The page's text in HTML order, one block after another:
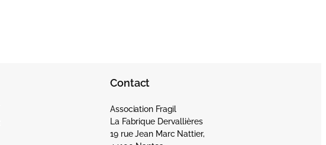
Contact
Association Fragil
La Fabrique Dervallières
19 rue Jean Marc Nattier,